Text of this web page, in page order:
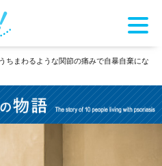
ちまわるような関節の痛みで自暴自棄にな